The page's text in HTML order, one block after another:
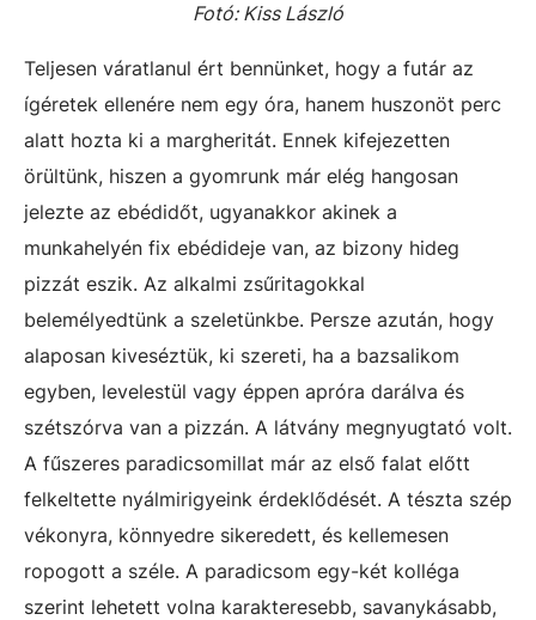
Fotó: Kiss László
Teljesen váratlanul ért bennünket, hogy a futár az
ígéretek ellenére nem egy óra, hanem huszonöt perc
alatt hozta ki a margheritát. Ennek kifejezetten
örültünk, hiszen a gyomrunk már elég hangosan
jelezte az ebédidőt, ugyanakkor akinek a
munkahelyén fix ebédideje van, az bizony hideg
pizzát eszik. Az alkalmi zsűritagokkal
belemélyedtünk a szeletünkbe. Persze azután, hogy
alaposan kiveséztük, ki szereti, ha a bazsalikom
egyben, levelestül vagy éppen apróra darálva és
szétszórva van a pizzán. A látvány megnyugtató volt.
A fűszeres paradicsomillat már az első falat előtt
felkeltette nyálmirigyeink érdeklődését. A tészta szép
vékonyra, könnyedre sikeredett, és kellemesen
ropogott a széle. A paradicsom egy-két kolléga
szerint lehetett volna karakteresebb, savanykásabb,